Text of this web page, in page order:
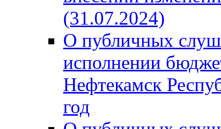
(31.07.2024)
О публичных
исполнении
Нефтекамск
год